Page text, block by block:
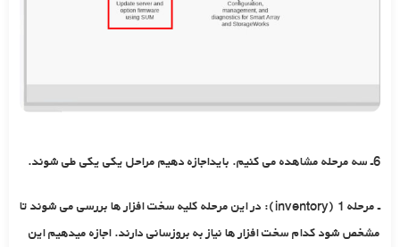
6ـ سه مرحله مشاهده می کنیم. بایداجازه دهیم مراحل یکی یکی طی شوند.
ـ مرحله 1 (inventory): در این مرحله کلیه سخت افزار ها بررسی می شوند تا
مشخص شود کدام سخت افزار ها نیاز به بروزسانی دارند. اجازه میدهیم این